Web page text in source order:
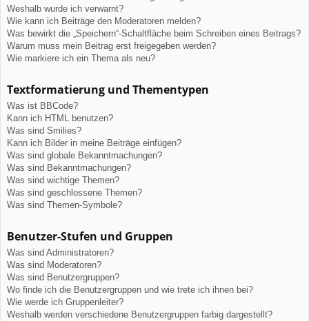
Weshalb wurde ich verwarnt?
Wie kann ich Beiträge den Moderatoren melden?
Was bewirkt die „Speichern“-Schaltfläche beim Schreiben eines Beitrags?
Warum muss mein Beitrag erst freigegeben werden?
Wie markiere ich ein Thema als neu?
Textformatierung und Thementypen
Was ist BBCode?
Kann ich HTML benutzen?
Was sind Smilies?
Kann ich Bilder in meine Beiträge einfügen?
Was sind globale Bekanntmachungen?
Was sind Bekanntmachungen?
Was sind wichtige Themen?
Was sind geschlossene Themen?
Was sind Themen-Symbole?
Benutzer-Stufen und Gruppen
Was sind Administratoren?
Was sind Moderatoren?
Was sind Benutzergruppen?
Wo finde ich die Benutzergruppen und wie trete ich ihnen bei?
Wie werde ich Gruppenleiter?
Weshalb werden verschiedene Benutzergruppen farbig dargestellt?